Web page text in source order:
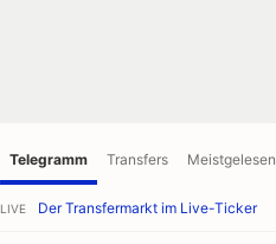
Telegramm Transfers Meistgelesen
LIVE Der Transfermarkt im Live-Ticker